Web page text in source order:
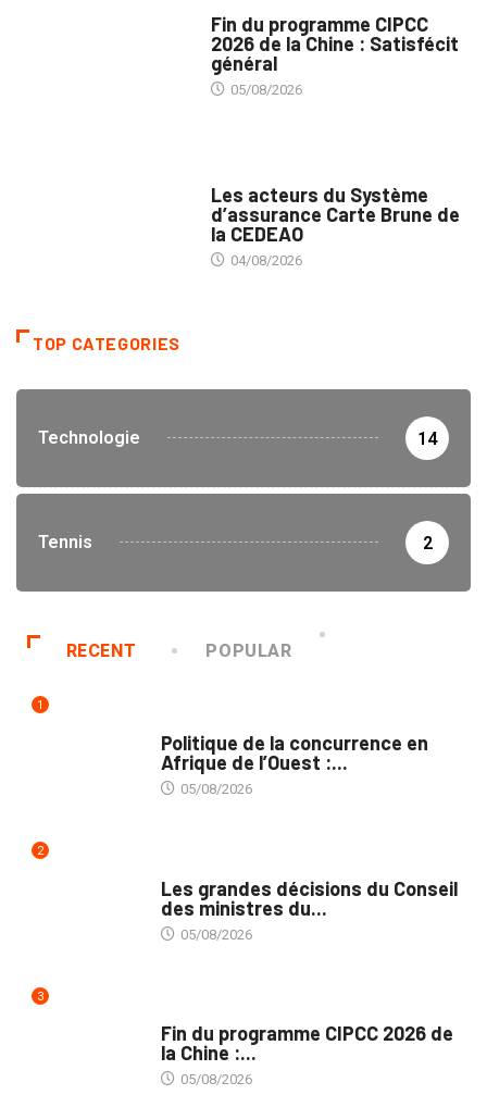
Fin du programme CIPCC
2026 de la Chine : Satisfécit
général
05/08/2026
Les acteurs du Système
d’assurance Carte Brune de
la CEDEAO
04/08/2026
TOP CATEGORIES
Technologie 14
Tennis 2
RECENT POPULAR
1
Politique de la concurrence en
Afrique de l’Ouest :...
05/08/2026
2
Les grandes décisions du Conseil
des ministres du...
05/08/2026
3
Fin du programme CIPCC 2026 de
la Chine :...
05/08/2026